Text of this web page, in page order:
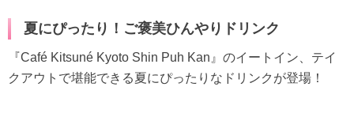
夏にぴったり！ご褒美ひんやりドリンク
『Café Kitsuné Kyoto Shin Puh Kan』のイートイン、テイ
クアウトで堪能できる夏にぴったりなドリンクが登場！